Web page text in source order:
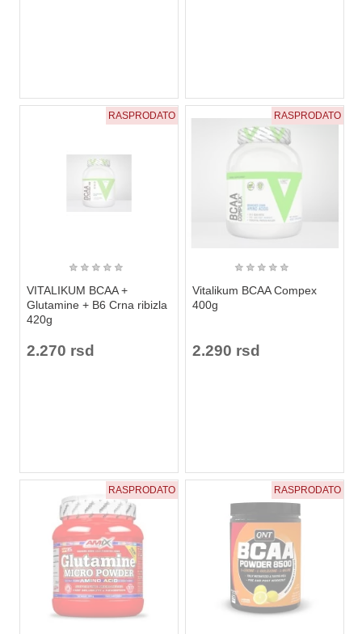
RASPRODATO
★ ★ ★ ★ ★
VITALIKUM BCAA +
Glutamine + B6 Crna ribizla
420g
2.270 rsd
RASPRODATO
★ ★ ★ ★ ★
Vitalikum BCAA Compex
400g
2.290 rsd
RASPRODATO RASPRODATO